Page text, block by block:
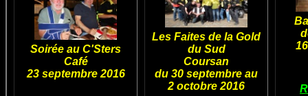
Soirée au C'Sters
Café
23 septembre 2016
Les Faites de la Gold
du Sud
Coursan
du 30 septembre au
2 octobre 2016